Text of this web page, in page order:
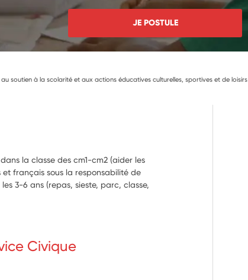
JE POSTULE
soutien à la scolarité et aux actions éducatives culturelles, sportives et de loisirs
la classe des cm1-cm2 (aider les
français sous la responsabilité de
3-6 ans (repas, sieste, parc, classe,
Civique